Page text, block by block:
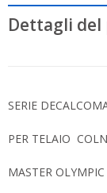
Dettagli
SERIE
PER TELAIO
MASTER OLYMPIC